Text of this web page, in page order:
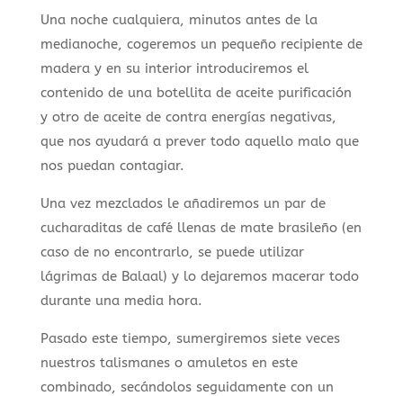
Una noche cualquiera, minutos antes de la
medianoche, cogeremos un pequeño recipiente de
madera y en su interior introduciremos el
contenido de una botellita de aceite purificación
y otro de aceite de contra energías negativas,
que nos ayudará a prever todo aquello malo que
nos puedan contagiar.
Una vez mezclados le añadiremos un par de
cucharaditas de café llenas de mate brasileño (en
caso de no encontrarlo, se puede utilizar
lágrimas de Balaal) y lo dejaremos macerar todo
durante una media hora.
Pasado este tiempo, sumergiremos siete veces
nuestros talismanes o amuletos en este
combinado, secándolos seguidamente con un